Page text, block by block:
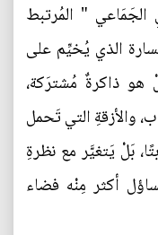
" المُرتبط
الذي يُخيِّم على
هو ذاكرةٌ مُشترَكة،
والأزقةِ التي تَحمل
بَلْ يَتغيَّر مع نظرةِ
أكثر مِنْه فضاء